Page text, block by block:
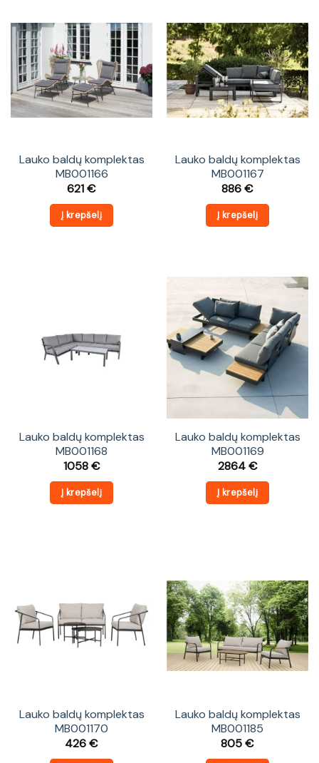
Lauko baldų komplektas
MB001166
621€
Į krepšelį
Lauko baldų komplektas
MB001167
886€
Į krepšelį
Lauko baldų komplektas
MB001168
1058€
Į krepšelį
Lauko baldų komplektas
MB001169
2864€
Į krepšelį
Lauko baldų komplektas
MB001170
426€
Lauko baldų komplektas
MB001185
805€